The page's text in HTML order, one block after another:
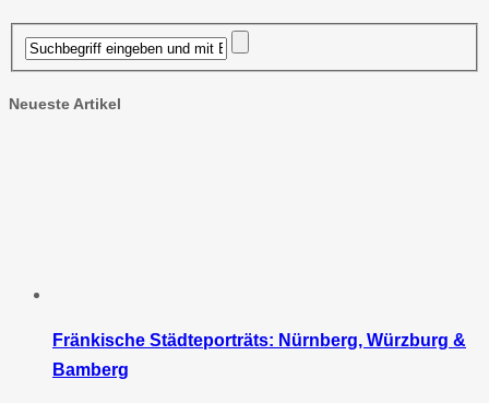
Neueste Artikel
Fränkische Städteporträts: Nürnberg, Würzburg &
Bamberg